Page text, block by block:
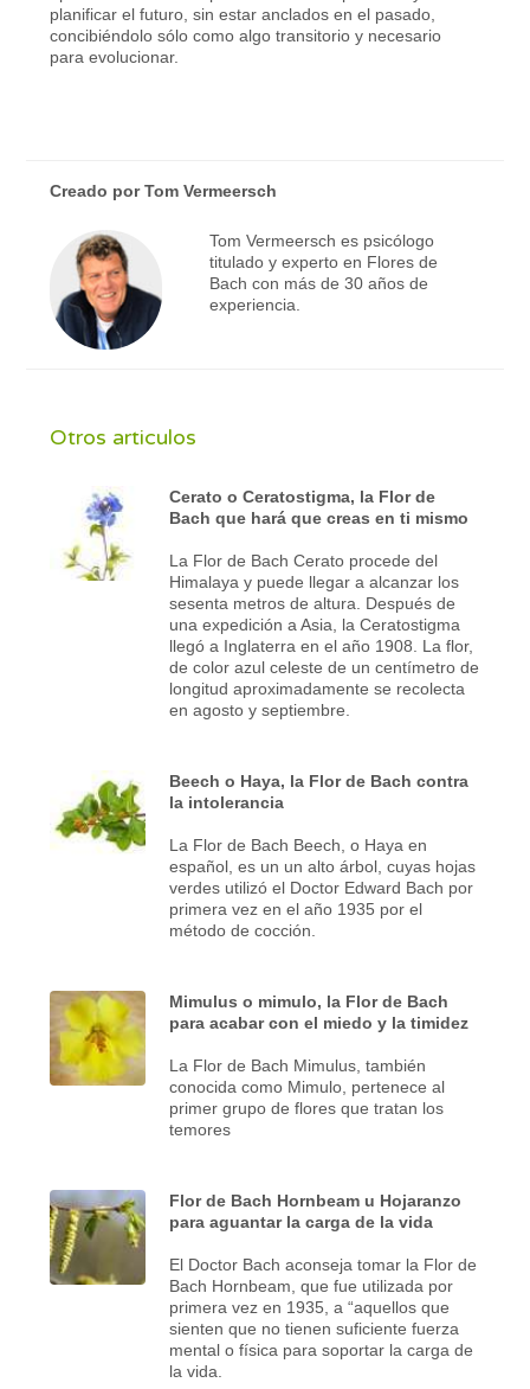
planificar el futuro, sin estar anclados en el pasado,
concibiéndolo sólo como algo transitorio y necesario
para evolucionar.
Creado porTom Vermeersch
Tom Vermeersch es psicólogo
titulado y experto en Flores de
Bach con más de 30 años de
experiencia.
Otros articulos
Cerato o Ceratostigma, la Flor de
Bach que hará que creas en ti mismo
La Flor de Bach Cerato procede del
Himalaya y puede llegar a alcanzar los
sesenta metros de altura. Después de
una expedición a Asia, la Ceratostigma
llegó a Inglaterra en el año 1908. La flor,
de color azul celeste de un centímetro de
longitud aproximadamente se recolecta
en agosto y septiembre.
Beech o Haya, la Flor de Bach contra
la intolerancia
La Flor de Bach Beech, o Haya en
español, es un un alto árbol, cuyas hojas
verdes utilizó el Doctor Edward Bach por
primera vez en el año 1935 por el
método de cocción.
Mimulus o mimulo, la Flor de Bach
para acabar con el miedo y la timidez
La Flor de Bach Mimulus, también
conocida como Mimulo, pertenece al
primer grupo de flores que tratan los
temores
Flor de Bach Hornbeam u Hojaranzo
para aguantar la carga de la vida
El Doctor Bach aconseja tomar la Flor de
Bach Hornbeam, que fue utilizada por
primera vez en 1935, a “aquellos que
sienten que no tienen suficiente fuerza
mental o física para soportar la carga de
la vida.